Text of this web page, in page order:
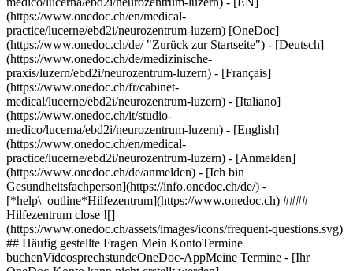
(https://www.onedoc.ch/en/medical-
practice/lucerne/ebd2i/neurozentrum-luzern) [OneDoc]
(https://www.onedoc.ch/de/ "Zurück zur Startseite") - [Deutsch]
(https://www.onedoc.ch/de/medizinische-
praxis/luzern/ebd2i/neurozentrum-luzern) - [Français]
(https://www.onedoc.ch/fr/cabinet-
medical/lucerne/ebd2i/neurozentrum-luzern) - [Italiano]
(https://www.onedoc.ch/it/studio-
medico/lucerna/ebd2i/neurozentrum-luzern) - [English]
(https://www.onedoc.ch/en/medical-
practice/lucerne/ebd2i/neurozentrum-luzern) - [Anmelden]
(https://www.onedoc.ch/de/anmelden) - [Ich bin
Gesundheitsfachperson](https://info.onedoc.ch/de/) -
[*help\_outline*Hilfezentrum](https://www.onedoc.ch) ####
Hilfezentrum close ![]
(https://www.onedoc.ch/assets/images/icons/frequent-questions.svg)
## Häufig gestellte Fragen Mein KontoTermine
buchenVideosprechstundeOneDoc-AppMeine Termine - [Ihr